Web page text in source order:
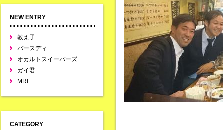
NEW ENTRY
教え子
バースディ
オカルトスイーパーズ
ガイ君
MRI
CATEGORY